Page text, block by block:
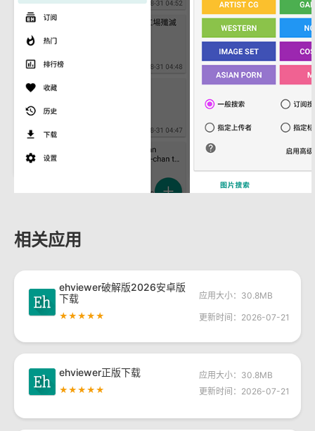
相关应用
ehviewer破解版2026安卓版
下载
★★★★★
应用大小：30.8MB
更新时间：2026-07-21
ehviewer正版下载
★★★★★
应用大小：30.8MB
更新时间：2026-07-21